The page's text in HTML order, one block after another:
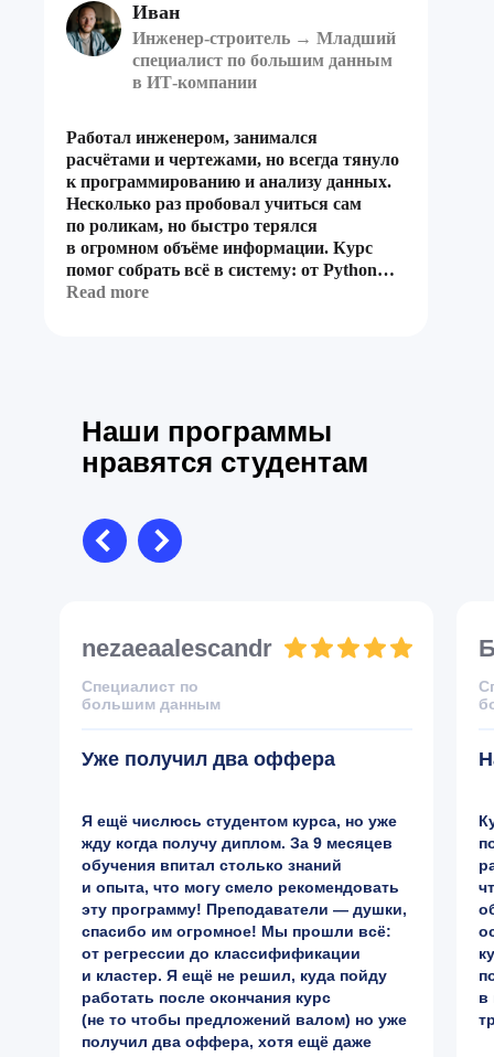
Иван
Инженер-строитель → Младший
специалист по большим данным
в ИТ-компании
Работал инженером, занимался
расчётами и чертежами, но всегда тянуло
к программированию и анализу данных.
Несколько раз пробовал учиться сам
по роликам, но быстро терялся
в огромном объёме информации. Курс
помог собрать всё в систему: от Python
и статистики до машинного обучения.
Read more
Наши программы
нравятся студентам
nezaeaalescandr
Специалист по
большим данным
Я ещё числюсь студентом курса, но уже
жду когда получу диплом. За 9 месяцев
обучения впитал столько знаний
и опыта, что могу смело рекомендовать
эту программу! Преподаватели — душки,
спасибо им огромное! Мы прошли всё:
от регрессии до классифификации
и кластер. Я ещё не решил, куда пойду
работать после окончания курс
(не то чтобы предложений валом) но уже
получил два оффера, хотя ещё даже
Уже получил два оффера
в